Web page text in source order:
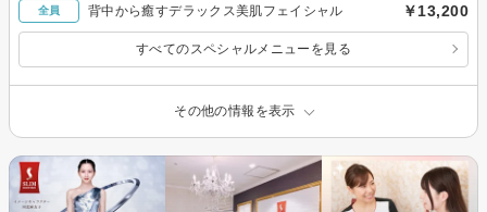
全員 背中から癒すデラックス美肌フェイシャル ￥13,200
すべてのスペシャルメニューを見る
その他の情報を表示